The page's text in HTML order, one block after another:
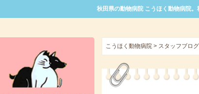
秋田県の動物病院 こうほく動物病院
こうほく動物病院 > スタッフブログ